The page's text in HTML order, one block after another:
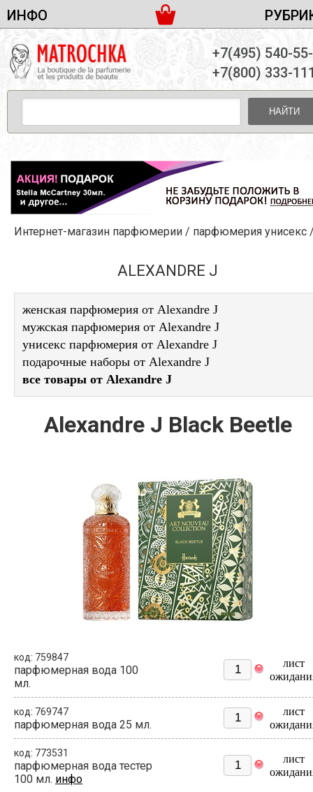
ИНФО
ДОСТАВКА И ОПЛАТА
ПАРТНЕРСТВО
КОНТАКТЫ
ЖЕНСКАЯ ПАРФЮМЕРИЯ
МУЖСКАЯ ПАРФЮМЕРИЯ
УНИСЕКС ПАРФЮМЕРИЯ
ЖЕНСКИЕ НАБОРЫ
МУЖСКИЕ НАБОРЫ
УНИСЕКС НАБОРЫ
УХОД ЗА ЛИЦОМ
УХОД ЗА ТЕЛОМ
ДЕКОРАТИВНАЯ КОСМЕТИКА
+7(495) 540-
+7(800) 333-
НАЙТИ
Интернет-магазин парфюмерии / парфюмерия унисекс
ALEXANDRE J
женская парфюмерия от Alexandre J
мужская парфюмерия от Alexandre J
унисекс парфюмерия от Alexandre J
подарочные наборы от Alexandre J
все товары от Alexandre J
Alexandre J Black Beetle
код: 759847
парфюмерная вода 100
мл.
лист
код: 769747
парфюмерная вода 25 мл.
лист
код: 773531
парфюмерная вода тестер
100 мл. инфо
лист